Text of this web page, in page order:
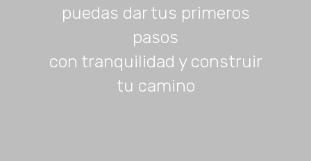
puedas dar tus primeros
pasos
con tranquilidad y construir
tu camino